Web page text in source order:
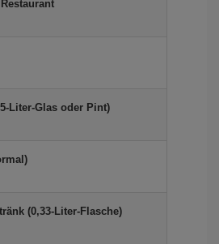
Liter-Glas oder Pint)
(0,33-Liter-Flasche)